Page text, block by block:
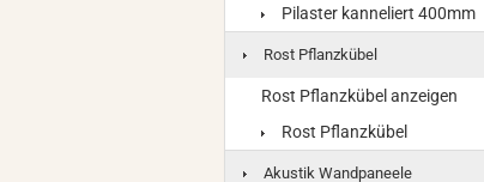
Pilaster kanneliert 400mm
Rost Pflanzkübel
Rost Pflanzkübel anzeigen
Rost Pflanzkübel
Akustik Wandpaneele